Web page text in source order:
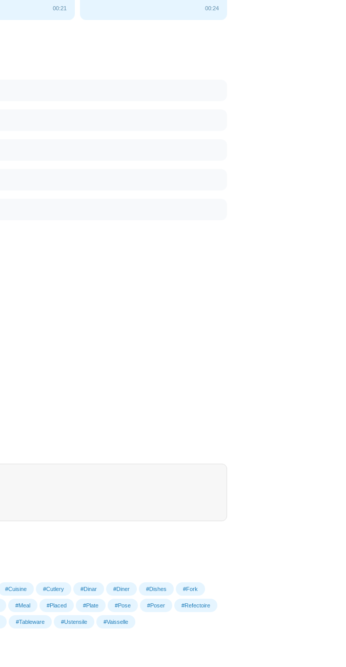
00:21 00:24
#Cuisine #Cutlery #Dinar #Diner #Dishes #Fork
#Meal #Placed #Plate #Pose #Poser #Refectoire
#Tableware #Ustensile #Vaisselle